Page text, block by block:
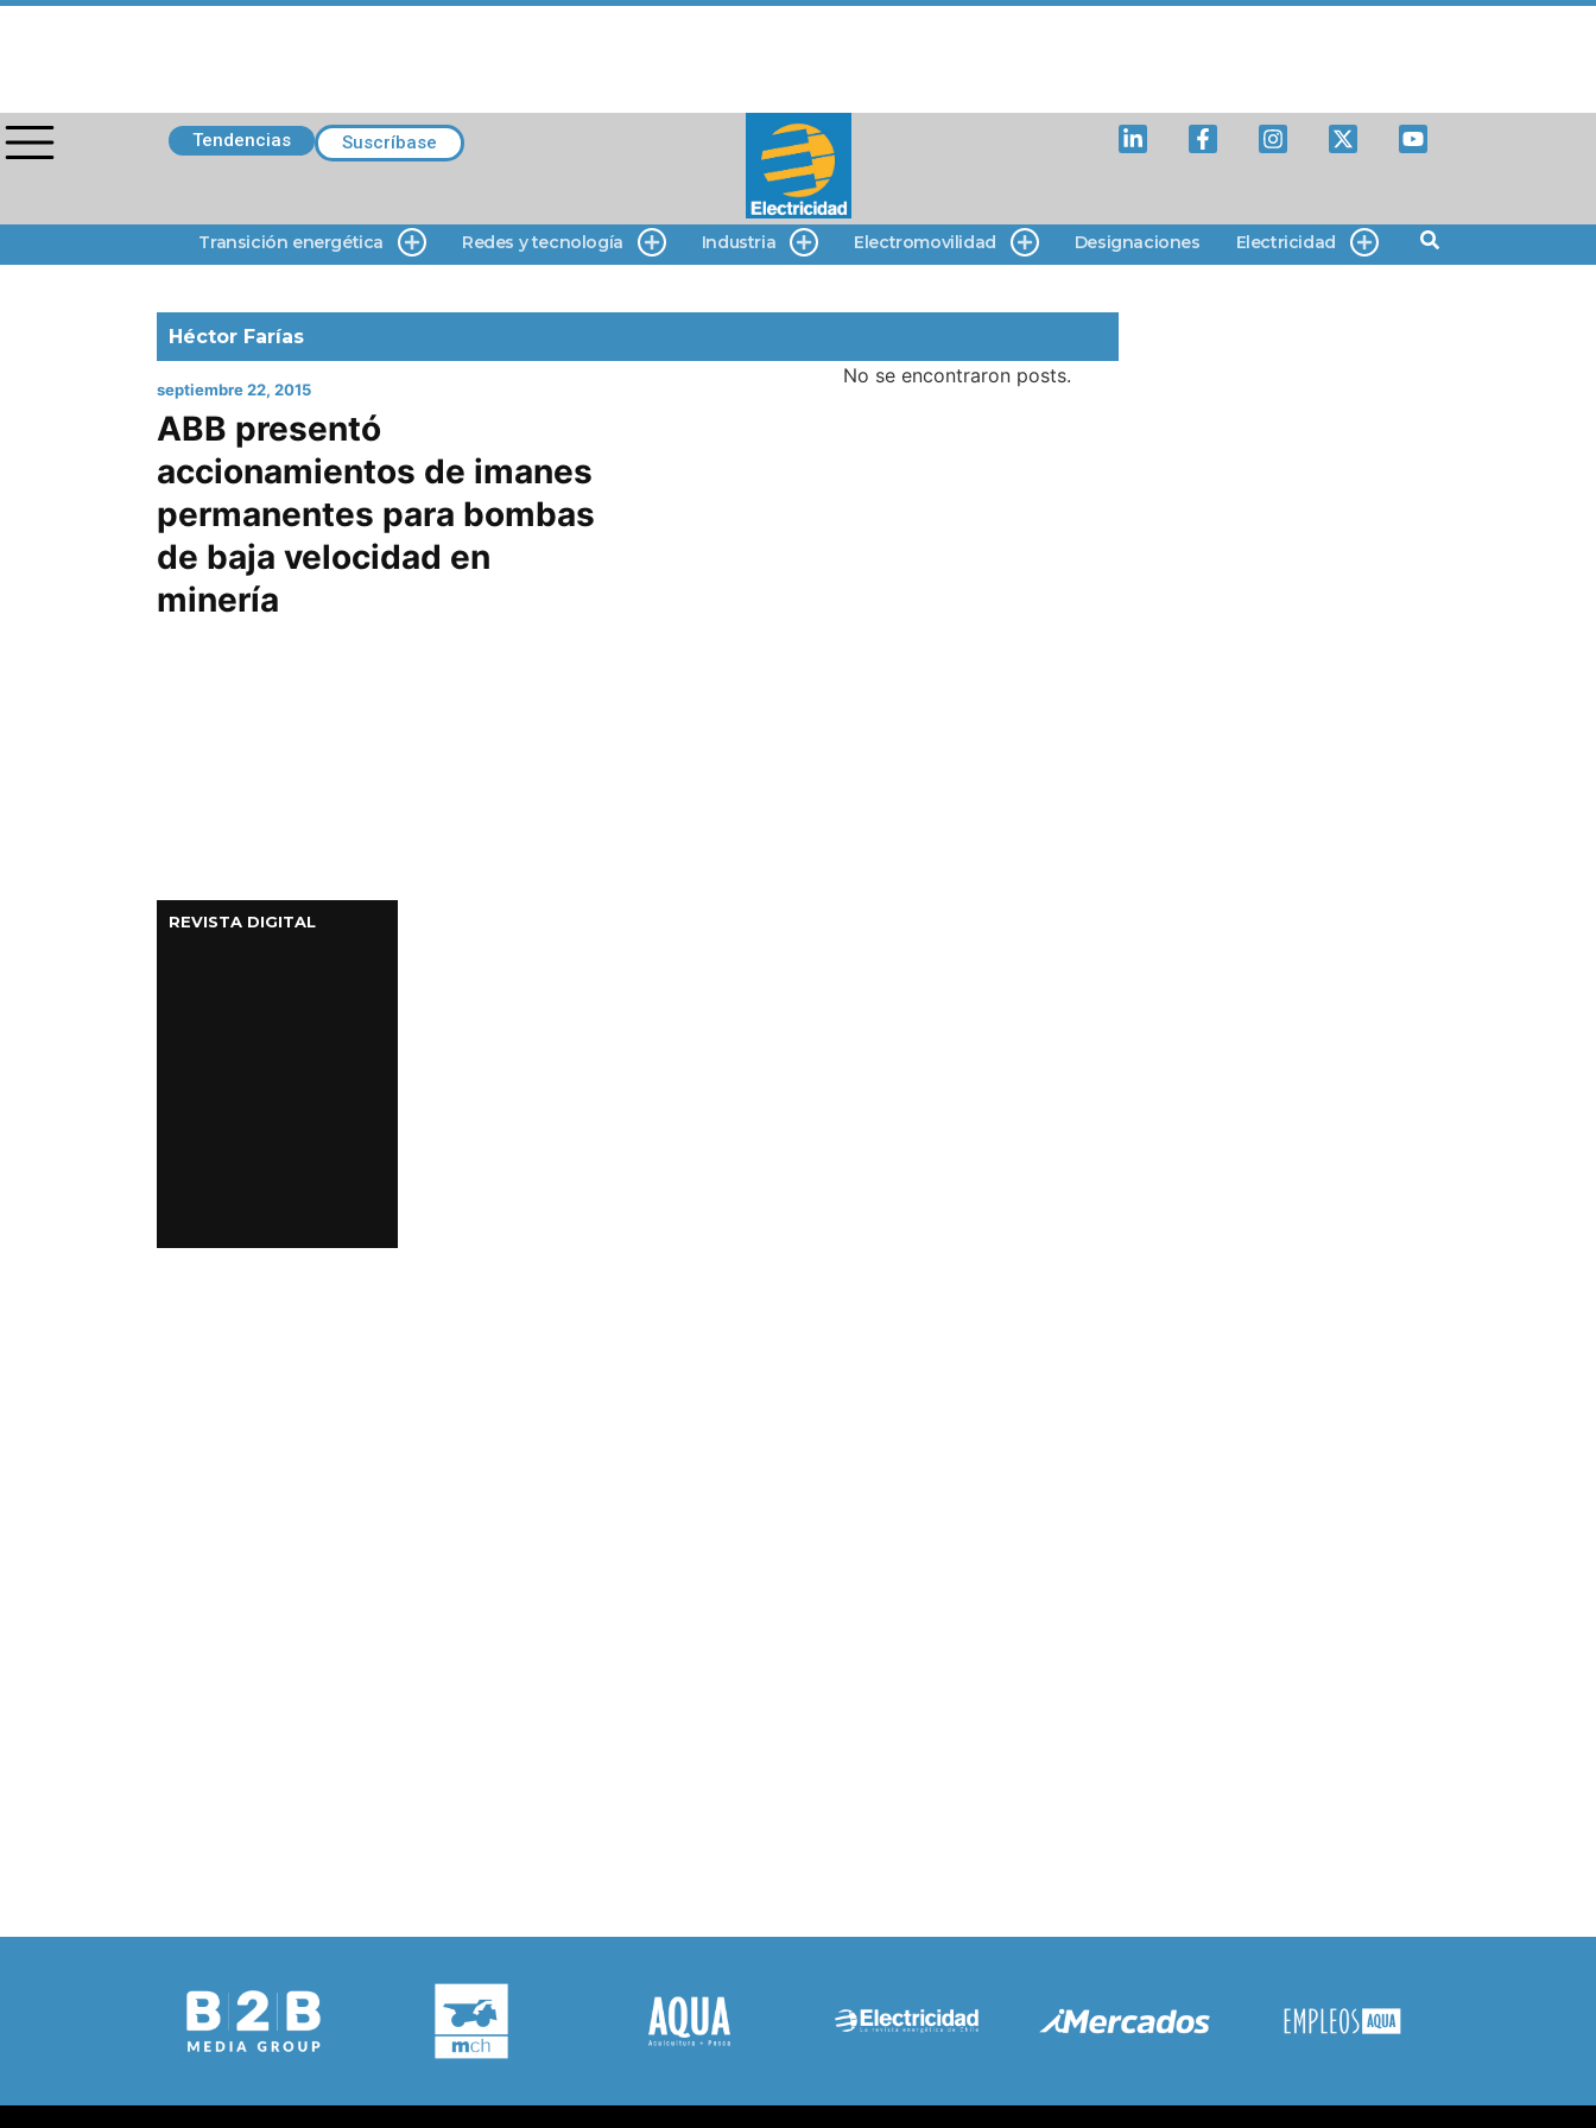
Tendencias Suscríbase
Transición energética Redes y tecnología Industria Electromovilidad Designaciones Electricidad
Héctor Farías
septiembre 22, 2015
ABB presentó
accionamientos de imanes
permanentes para bombas
de baja velocidad en
minería
No se encontraron posts.
REVISTA DIGITAL